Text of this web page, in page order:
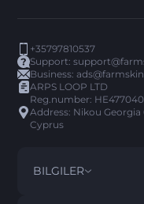
+35797810537
Support:
Business:
ARPS LOOP LTD
Reg.number: HE477040
Address: Nikou Georgia
Cyprus
BILGILER